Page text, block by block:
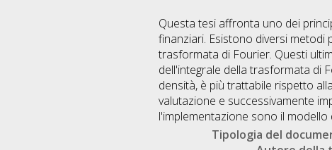
Questa tesi affronta uno dei
finanziari. Esistono diversi
trasformata di Fourier. Questi
dell'integrale della trasformata di
densità, è più trattabile rispetto
valutazione e successivamente
l'implementazione sono il
Tipologia del